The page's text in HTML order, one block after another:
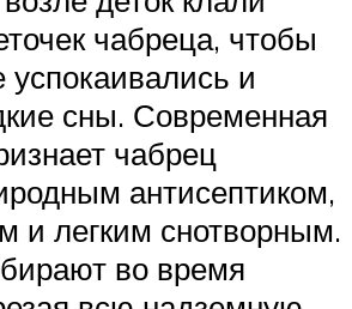
чабреца, чтобы
и
сны. Современная
чабрец
антисептиком,
и легким снотворным.
во время